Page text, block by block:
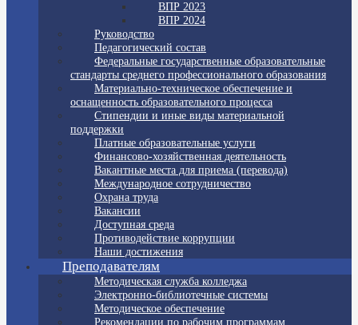
ВПР 2023
ВПР 2024
Руководство
Педагогический состав
Федеральные государственные образовательные
стандарты среднего профессионального образования
Материально-техническое обеспечение и
оснащенность образовательного процесса
Стипендии и иные виды материальной
поддержки
Платные образовательные услуги
Финансово-хозяйственная деятельность
Вакантные места для приема (перевода)
Международное сотрудничество
Охрана труда
Вакансии
Доступная среда
Противодействие коррупции
Наши достижения
Преподавателям
Методическая служба колледжа
Электронно-библиотечные системы
Методическое обеспечение
Рекомендации по рабочим программам